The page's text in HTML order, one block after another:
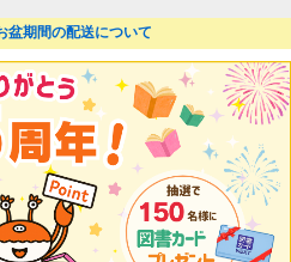
盆期間の配送について